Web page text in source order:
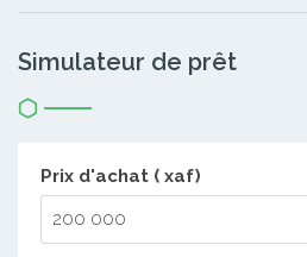
Simulateur de prêt
Prix d'achat ( xaf)